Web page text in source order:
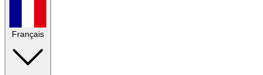
Français